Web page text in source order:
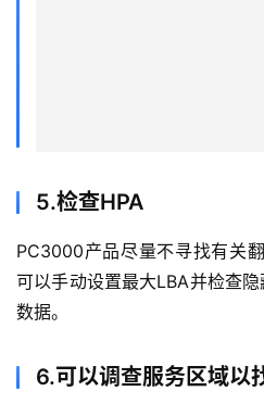
PC3000产品尽量不寻找有关
数据。
6.可以调查服务区域以